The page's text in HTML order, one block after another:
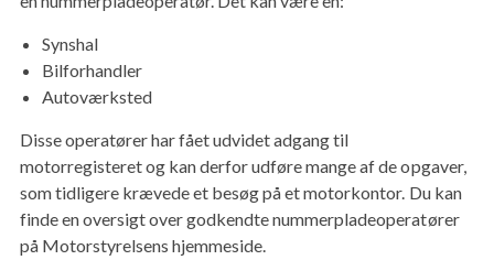
Synshal
Bilforhandler
Autoværksted
Disse operatører har fået udvidet adgang til
motorregisteret og kan derfor udføre mange af de opgaver,
som tidligere krævede et besøg på et motorkontor. Du kan
finde en oversigt over godkendte nummerpladeoperatører
på Motorstyrelsens hjemmeside.